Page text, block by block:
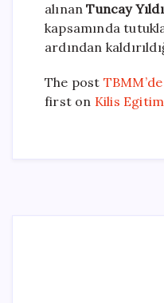
alınanTuncay
kapsamında
ardından
The post
first on Kilis Egitim